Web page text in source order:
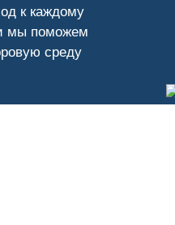
к каждому
мы поможем
среду